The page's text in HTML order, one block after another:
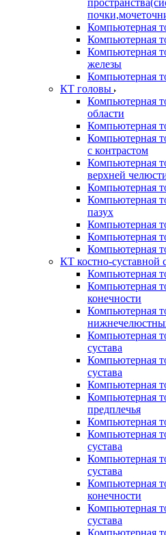
Компьютерная
Компьютерная
Компьютерная
железы
Компьютерная
КТ головы
Компьютерная
области
Компьютерная
Компьютерная
с контрастом
Компьютерная
верхней
Компьютерная
Компьютерная
пазух
Компьютерная
Компьютерная
Компьютерная
КТ костно-суставной
Компьютерная
Компьютерная
конечности
Компьютерная
Компьютерная
сустава
Компьютерная
сустава
Компьютерная
Компьютерная
предплечья
Компьютерная
Компьютерная
сустава
Компьютерная
сустава
Компьютерная
конечности
Компьютерная
сустава
Компьютерная